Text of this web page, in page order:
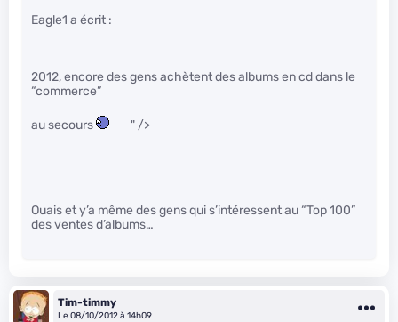
Eagle1 a écrit :
2012, encore des gens achètent des albums en cd dans le
“commerce”
au secours " />
Ouais et y’a même des gens qui s’intéressent au “Top 100”
des ventes d’albums…
Tim-timmy
Le 08/10/2012 à 14h09